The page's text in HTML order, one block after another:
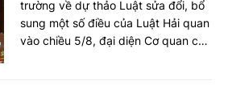
trường về dự thảo Luật sửa đổi, bổ
sung một số điều của Luật Hải quan
vào chiều 5/8, đại diện Cơ quan chủ